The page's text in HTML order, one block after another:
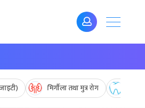
मिर्गौला तथा मुत्र रोग